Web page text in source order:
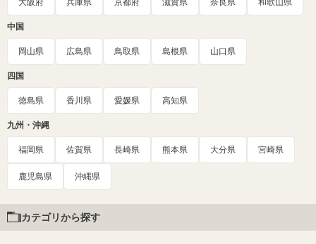
大阪府 兵庫県 京都府 滋賀県 奈良県 和歌山県
中国
岡山県 広島県 鳥取県 島根県 山口県
四国
徳島県 香川県 愛媛県 高知県
九州・沖縄
福岡県 佐賀県 長崎県 熊本県 大分県 宮崎県
鹿児島県 沖縄県
カテゴリから探す